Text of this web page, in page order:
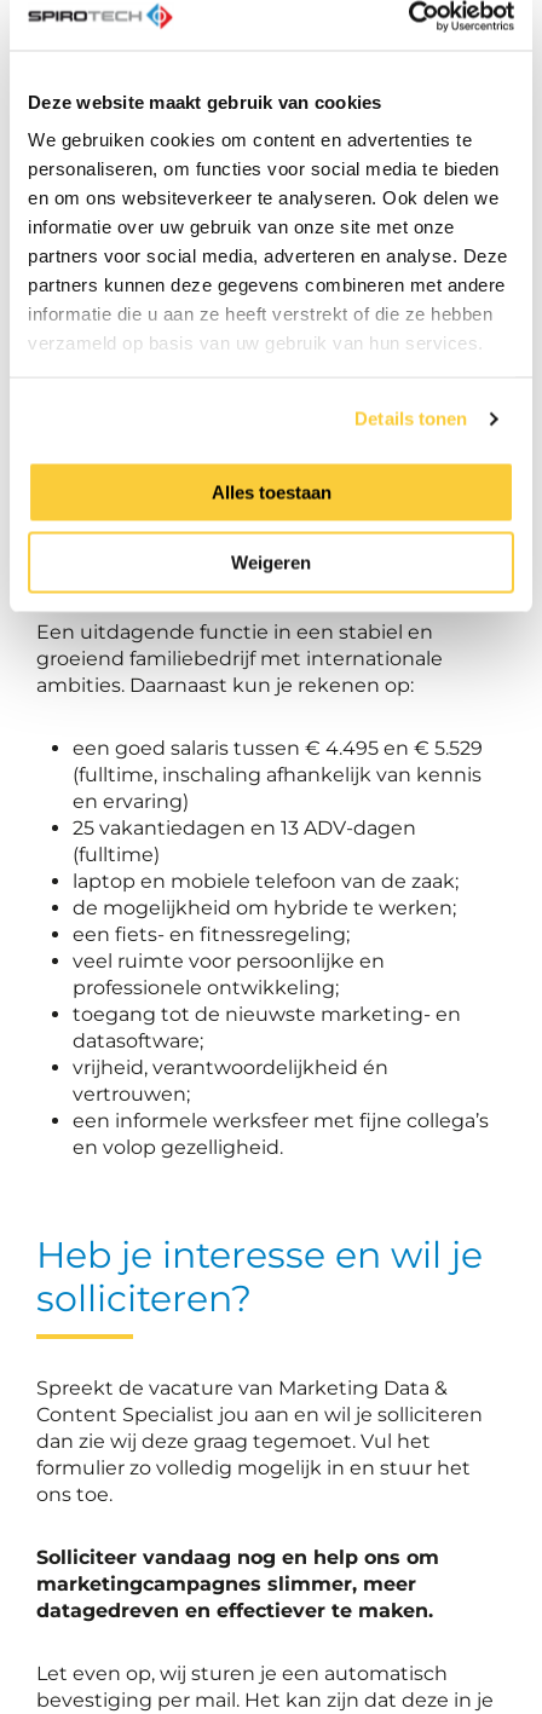
Deze website maakt gebruik van cookies
We gebruiken cookies om content en advertenties te
personaliseren, om functies voor social media te bieden
en om ons websiteverkeer te analyseren. Ook delen we
informatie over uw gebruik van onze site met onze
partners voor social media, adverteren en analyse. Deze
partners kunnen deze gegevens combineren met andere
informatie die u aan ze heeft verstrekt of die ze hebben
verzameld op basis van uw gebruik van hun services.
Details tonen
Alles toestaan
Weigeren
het vermogen om complexe datasets te
commercieel inzicht en gevoel voor
doelgroep en markt;
sterke communicatieve vaardigheden en
overtuigingskracht;
een gestructureerde en resultaatgerichte
manier van werken;
ervaring met projectmatig werken;
uitstekende beheersing van Nederlands en
Engels, zowel mondeling als schriftelijk.
hebt je bewezen in een soortgelijke rol, bij
Wat bieden we jou?
Een uitdagende functie in een stabiel en
groeiend familiebedrijf met internationale
ambities. Daarnaast kun je rekenen op:
een goed salaris tussen € 4.495 en € 5.529
(fulltime, inschaling afhankelijk van kennis
en ervaring)
25 vakantiedagen en 13 ADV-dagen
(fulltime)
laptop en mobiele telefoon van de zaak;
de mogelijkheid om hybride te werken;
een fiets- en fitnessregeling;
veel ruimte voor persoonlijke en
professionele ontwikkeling;
toegang tot de nieuwste marketing- en
datasoftware;
vrijheid, verantwoordelijkheid én
vertrouwen;
een informele werksfeer met fijne collega’s
en volop gezelligheid.
Heb je interesse en wil je
solliciteren?
Spreekt de vacature van Marketing Data &
Content Specialist jou aan en wil je solliciteren
dan zie wij deze graag tegemoet. Vul het
formulier zo volledig mogelijk in en stuur het
ons toe.
Solliciteer vandaag nog en help ons om
marketingcampagnes slimmer, meer
datagedreven en effectiever te maken.
Let even op, wij sturen je een automatisch
bevestiging per mail. Het kan zijn dat deze in je